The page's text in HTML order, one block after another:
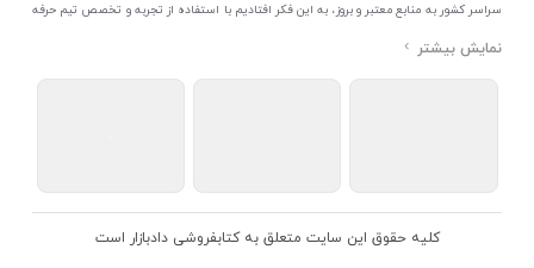
سراسر کشور به منابع معتبر و بروز، به این فکر افتادیم با استفاده از تجربه و تخصص تیم حرفه
ای اختبار خدمتی جدید به جامعه حقوقی ایران ارائه کنیم. به این منظور با راه اندازی و تجهیز
اتحادیه ناشران و کتابفروشان تهران به منظور ارائه مطمئن ترین خدمات مجموعه بسیار کامل و
معتبری از کتاب های حقوقی را به علاقمندان عرضه کرده ایم. علاوه بر این با بهره گیری از فناوری
کلیه حقوق این سایت متعلق به کتابفروشی دادبازار است